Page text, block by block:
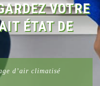
VOTRE
ÉTAT DE
d’air climatisé